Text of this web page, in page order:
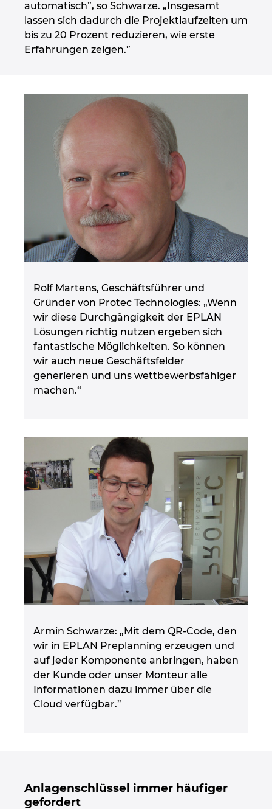
automatisch”, so Schwarze. „Insgesamt
lassen sich dadurch die Projektlaufzeiten um
bis zu 20 Prozent reduzieren, wie erste
Erfahrungen zeigen.”
Rolf Martens, Geschäftsführer und
Gründer von Protec Technologies: „Wenn
wir diese Durchgängigkeit der EPLAN
Lösungen richtig nutzen ergeben sich
fantastische Möglichkeiten. So können
wir auch neue Geschäftsfelder
generieren und uns wettbewerbsfähiger
machen.“
Armin Schwarze: „Mit dem QR-Code, den
wir in EPLAN Preplanning erzeugen und
auf jeder Komponente anbringen, haben
der Kunde oder unser Monteur alle
Informationen dazu immer über die
Cloud verfügbar.”
Anlagenschlüssel immer häufiger
gefordert